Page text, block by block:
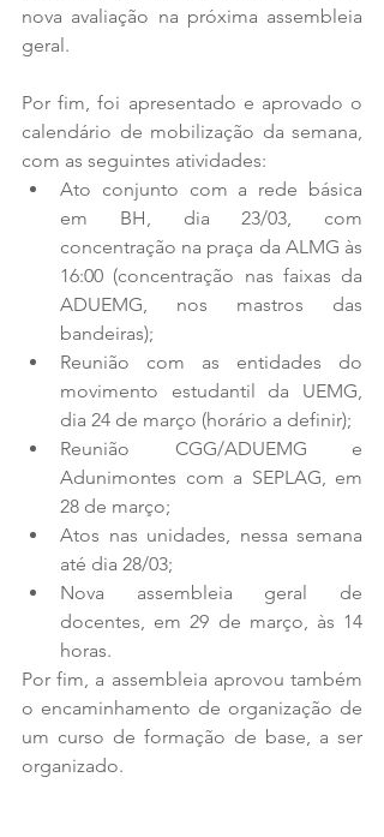
nova avaliação na próxima assembleia
geral.
Por fim, foi apresentado e aprovado o
calendário de mobilização da semana,
com as seguintes atividades:
Ato conjunto com a rede básica
em BH, dia 23/03, com
concentração na praça da ALMG às
16:00 (concentração nas faixas da
ADUEMG, nos mastros das
bandeiras);
Reunião com as entidades do
movimento estudantil da UEMG,
dia 24 de março (horário a definir);
Reunião CGG/ADUEMG e
Adunimontes com a SEPLAG, em
28 de março;
Atos nas unidades, nessa semana
até dia 28/03;
Nova assembleia geral de
docentes, em 29 de março, às 14
horas.
Por fim, a assembleia aprovou também
o encaminhamento de organização de
um curso de formação de base, a ser
organizado.